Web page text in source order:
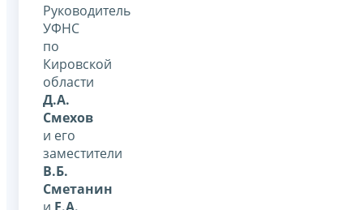
Руководитель
УФНС
по
Кировской
области
Д.А.
Смехов
и его
заместители
В.Б.
Сметанин
и Е.А.